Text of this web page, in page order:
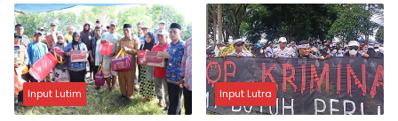
Pemkab Luwu Timur
Sepakati Penyelesaian
Lahan Old Camp
Input Lutim Input Lutra